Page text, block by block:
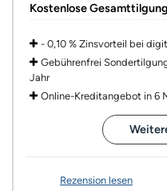
Kostenlose Gesamttilgung
- 0,10 % Zinsvorteil bei
Gebührenfrei
Jahr
Online-Kreditangebot in 6
Rezension lesen